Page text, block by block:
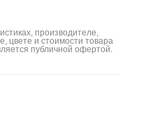
производителе,
цвете и стоимости товара
публичной офертой.